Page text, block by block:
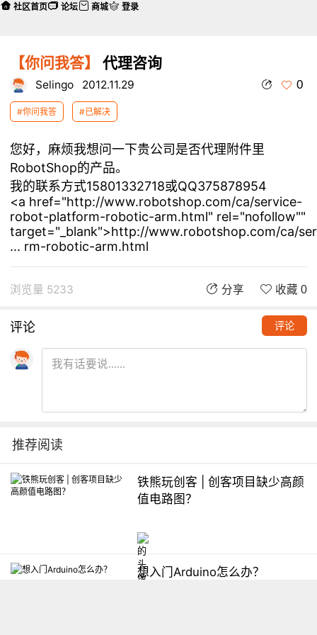
【你问我答】 代理咨询
Selingo 2012.11.29 0
#你问我答 #已解决
您好，麻烦我想问一下贵公司是否代理附件里
RobotShop的产品。
我的联系方式15801332718或QQ375878954
<a href="http://www.robotshop.com/ca/service-
robot-platform-robotic-arm.html" rel="nofollow""
target="_blank">http://www.robotshop.com/ca/
... rm-robotic-arm.html
浏览量 5233 分享 收藏 0
评论 评论
推荐阅读
铁熊玩创客 | 创客项目缺少高颜
值电路图？
想入门Arduino怎么办？
社区首页 论坛 商城 登录